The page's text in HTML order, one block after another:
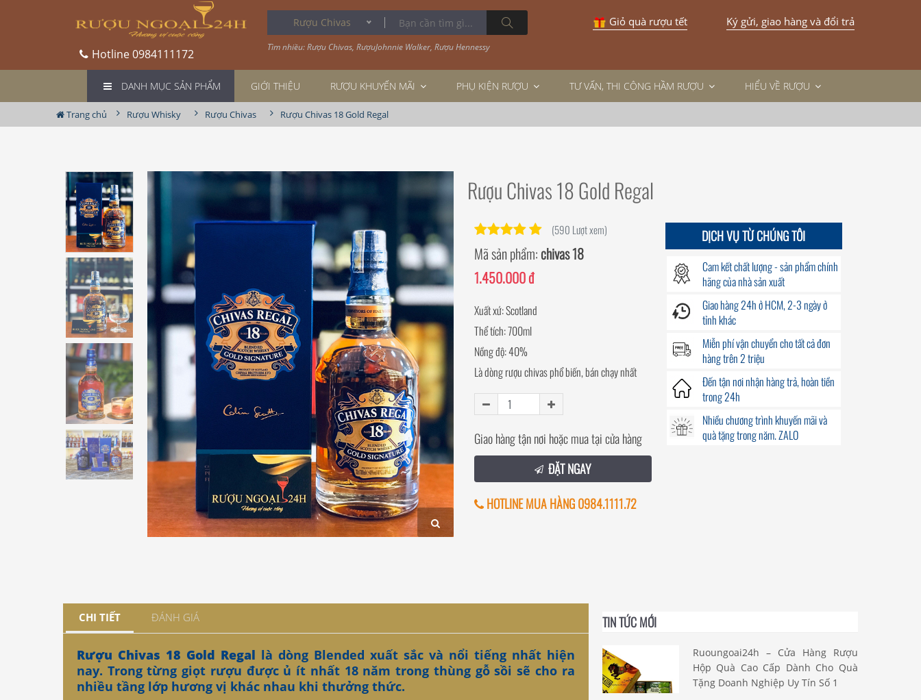
Hotline0984111172
Rượu Chivas
Tìm nhiều:Rượu Chivas, RượuJohnnie Walker, Rượu Hennessy
Giỏ quà rượu tết Ký gửi, giao hàng và đổi trả
DANH MỤC SẢN PHẨM GIỚI THIỆU RƯỢU KHUYẾN MÃI PHỤ KIỆN RƯỢU TƯ VẤN, THI CÔNG HẦM RƯỢU HIỂU VỀ RƯỢU
Trang chủ Rượu Whisky Rượu Chivas Rượu Chivas 18 Gold Regal
Rượu Chivas 18 Gold Regal
(590 Lượt xem)
Mã sản phẩm: chivas 18
1.450.000 đ
Xuất xứ: Scotland
Thể tích: 700ml
Nồng độ: 40%
Là dòngrượu chivasphổ biến, bán chạy nhất
Giao hàng tận nơi hoặc mua tại cửa hàng
ĐẶT NGAY
DỊCH VỤ TỪ CHÚNG TÔI
Cam kết chất lượng - sản phẩm chính
hãng của nhà sản xuất
Giao hàng24hở HCM, 2-3 ngày ở
tỉnh khác
Miễn phí vận chuyểncho tất cả đơn
hàng trên 2 triệu
Đếntận nơinhận hàng trả, hoàn tiền
trong24h
Nhiều chương trình khuyến mãivà
quà tặngtrong năm. ZALO
HOTLINE MUA HÀNG 0984.1111.72
CHI TIẾT ĐÁNH GIÁ
Rượu Chivas 18 Gold Regal là dòng Blended xuất sắc và nổi tiếng nhất hiện
nay. Trong từng giọt rượu được ủ ít nhất 18 năm trong thùng gỗ sồi sẽ cho ra
nhiều tầng lớp hương vị khác nhau khi thưởng thức.
TIN TỨC MỚI
Ruoungoai24h – Cửa Hàng Rượu
Hộp Quà Cao Cấp Dành Cho Quà
Tặng Doanh Nghiệp Uy Tín Số 1